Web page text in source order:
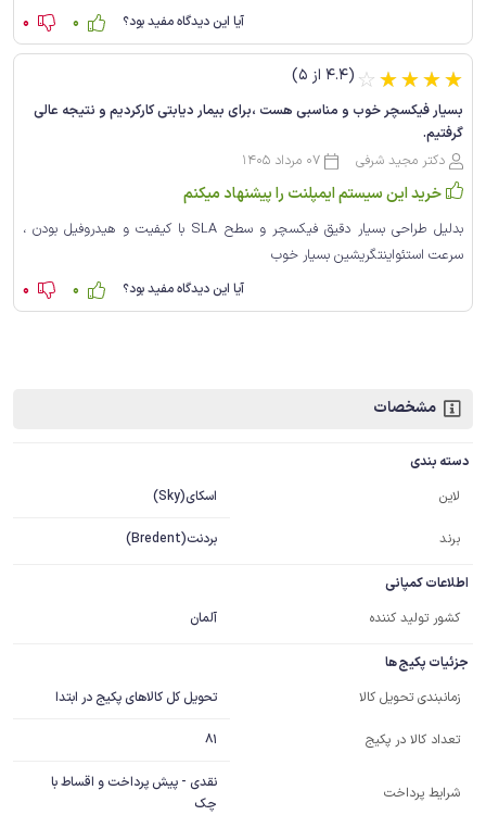
آیا این دیدگاه مفید بود؟ 0
0
(4.4 از 5) ☆☆☆☆☆
بسیار فیکسچر خوب و مناسبی هست ،برای بیمار دیابتی کارکردیم و نتیجه عالی
گرفتیم.
دکتر مجید شرفی
07 مرداد 1405
خرید این سیستم ایمپلنت را پیشنهاد میکنم
بدلیل طراحی بسیار دقیق فیکسچر و سطح SLA با کیفیت و هیدروفیل بودن ،
سرعت استئواینتگریشین بسیار خوب
آیا این دیدگاه مفید بود؟ 0
0
مشخصات
دسته بندی
لاین
اسکای(Sky)
برند بردنت(Bredent)
اطلاعات کمپانی
کشور تولید کننده
آلمان
جزئیات پکیج ها
زمانبندی تحویل کالا
تحویل کل کالاهای پکیج در ابتدا
تعداد کالا در پکیج 81
شرایط پرداخت
نقدی - پیش پرداخت و اقساط با
چک